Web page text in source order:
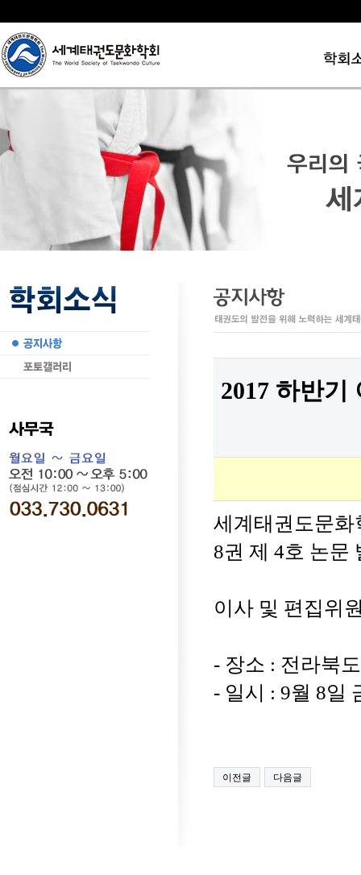
2017 하반기
세계태권도문화
8권 제 4호 논문
이사 및 편집위
- 장소 : 전라북
- 일시 : 9월 8일
이전글 다음글